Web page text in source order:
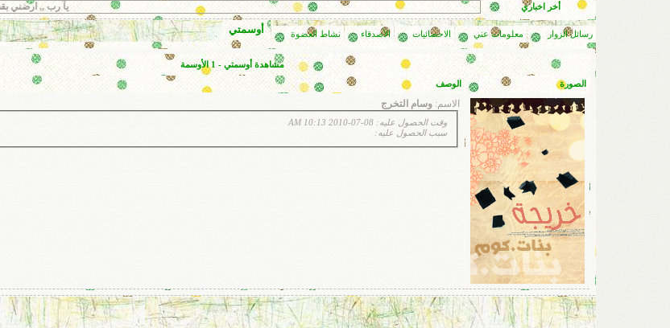
أخر اخباري يآ رب ,, ارضني بقضآئك في جميع
رسائل الزوار معلومات عني الاحصائيات الأصدقاء نشاط العضوة أوسمتي
مشاهدة أوسمتي - 1 الأوسمة
الصورة الوصف
الاسم:وسام التخرج
وقت الحصول عليه: 08-07-2010 10:13 AM
سبب الحصول عليه: